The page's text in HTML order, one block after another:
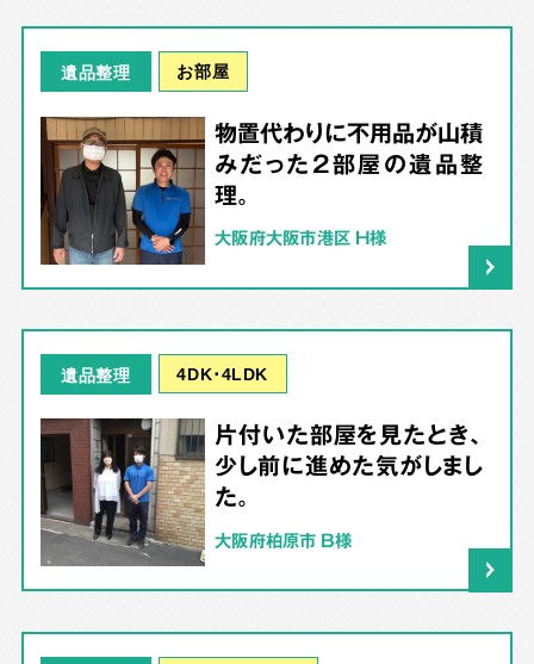
遺品整理 お部屋
物置代わりに不用品が山積
みだった2部屋の遺品整
理。
大阪府大阪市港区 H様
遺品整理 4DK･4LDK
片付いた部屋を見たとき、
少し前に進めた気がしまし
た。
大阪府柏原市 B様